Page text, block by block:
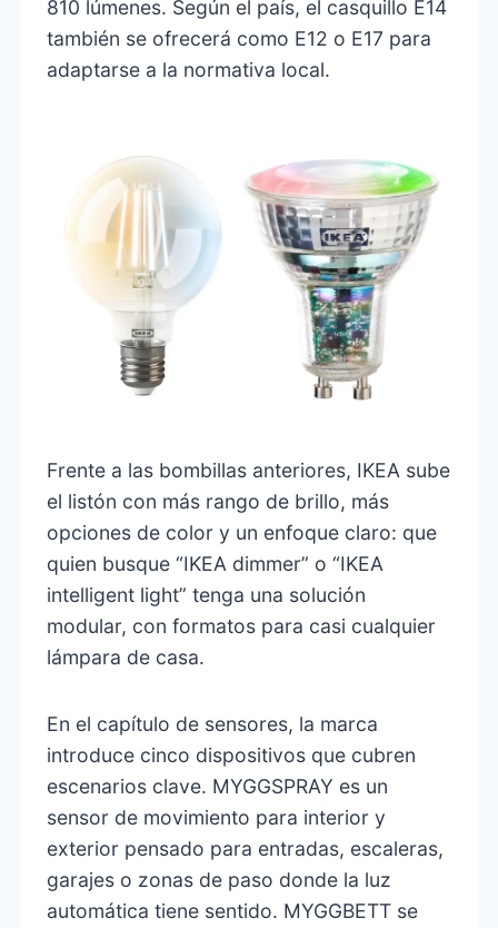
810 lúmenes. Según el país, el casquillo E14
también se ofrecerá como E12 o E17 para
adaptarse a la normativa local.
Frente a las bombillas anteriores, IKEA sube
el listón con más rango de brillo, más
opciones de color y un enfoque claro: que
quien busque “IKEA dimmer” o “IKEA
intelligent light” tenga una solución
modular, con formatos para casi cualquier
lámpara de casa.
En el capítulo de sensores, la marca
introduce cinco dispositivos que cubren
escenarios clave. MYGGSPRAY es un
sensor de movimiento para interior y
exterior pensado para entradas, escaleras,
garajes o zonas de paso donde la luz
automática tiene sentido. MYGGBETT se